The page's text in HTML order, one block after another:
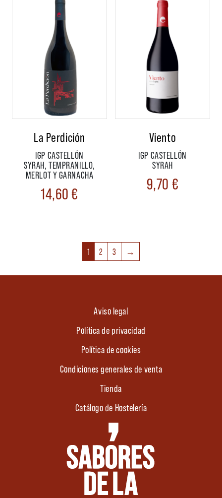
La Perdición
IGP CASTELLÓN
SYRAH, TEMPRANILLO,
MERLOT Y GARNACHA
14,60€
Viento
IGP CASTELLÓN
SYRAH
9,70 €
1 2 3 →
Aviso legal
Política de privacidad
Política de cookies
Condiciones generales de venta
Tienda
Catálogo de Hostelería